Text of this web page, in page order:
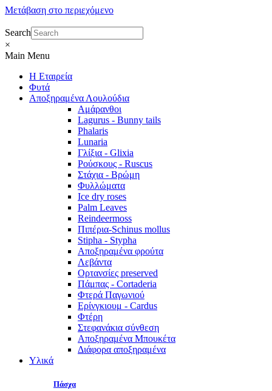
Μετάβαση στο περιεχόμενο
Search
×
Main Menu
Η Εταιρεία
Φυτά
Αποξηραμένα Λουλούδια
Αμάρανθοι
Lagurus - Bunny tails
Phalaris
Lunaria
Γλίξια - Glixia
Ρούσκους - Ruscus
Στάχια - Βρώμη
Φυλλώματα
Ice dry roses
Palm Leaves
Reindeermoss
Πιπέρια-Schinus mollus
Stipha - Stypha
Αποξηραμένα φρούτα
Λεβάντα
Ορτανσίες preserved
Πάμπας - Cortaderia
Φτερά Παγωνιού
Ερίνγκιουμ - Cardus
Φτέρη
Στεφανάκια σύνθεση
Αποξηραμένα Μπουκέτα
Διάφορα αποξηραμένα
Υλικά
Πάσχα